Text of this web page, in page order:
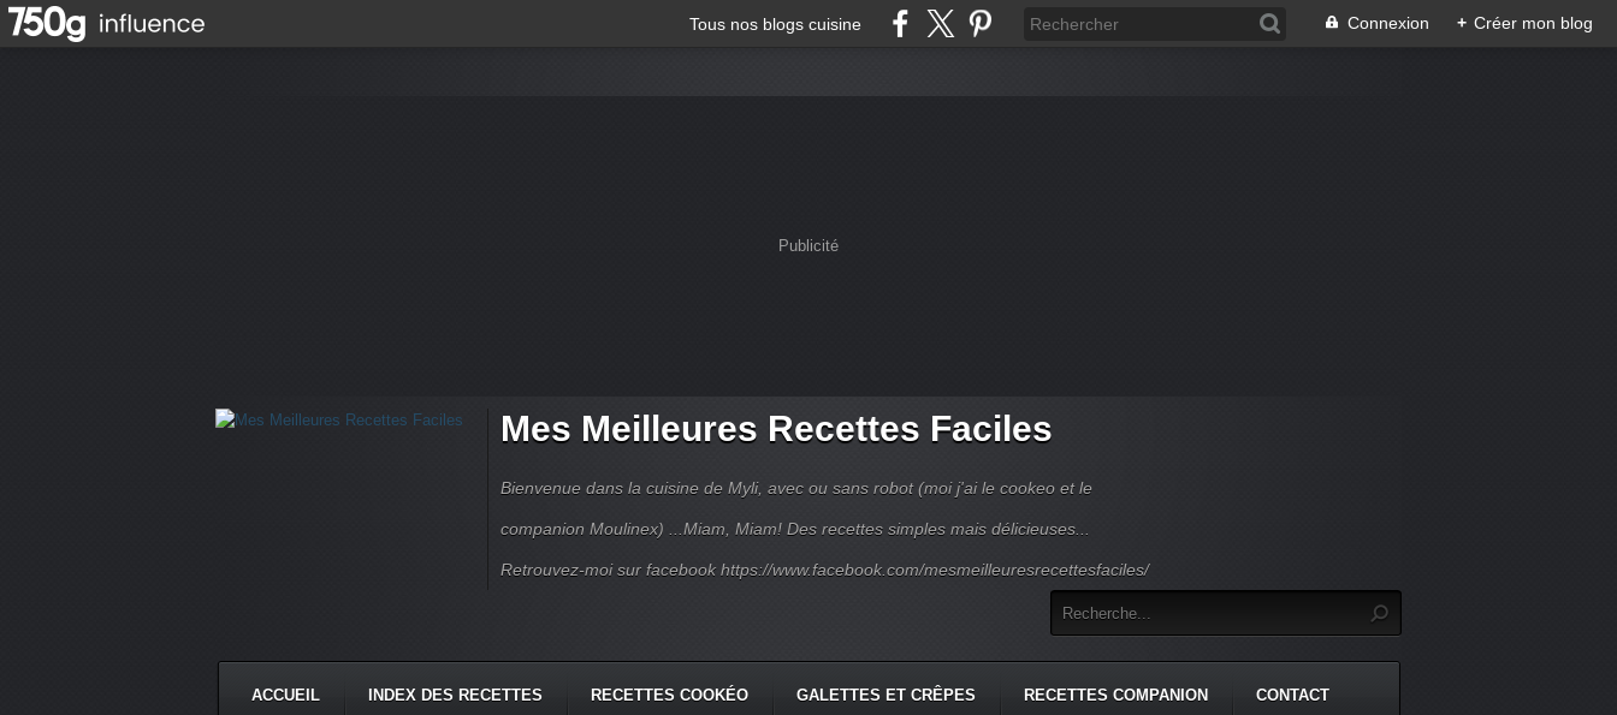
Tous nos blogs cuisine Connexion + Créer mon blog
Publicité
Mes Meilleures Recettes Faciles
Bienvenue dans la cuisine de Myli, avec ou sans robot (moi j'ai le cookeo et le
companion Moulinex) ...Miam, Miam! Des recettes simples mais délicieuses...
Retrouvez-moi sur facebook https://www.facebook.com/mesmeilleuresrecettesfaciles/
ACCUEIL INDEX DES RECETTES RECETTES COOKÉO GALETTES ET CRÊPES RECETTES COMPANION CONTACT